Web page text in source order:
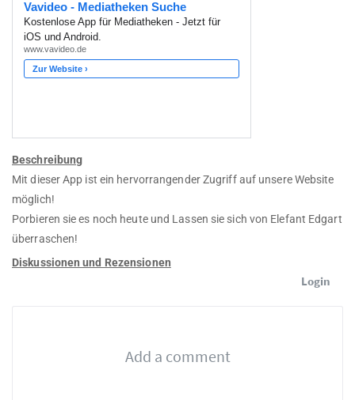
Beschreibung
Mit dieser App ist ein hervorrangender Zugriff auf unsere Website
möglich!
Porbieren sie es noch heute und Lassen sie sich von Elefant Edgart
überraschen!
Diskussionen und Rezensionen
Login